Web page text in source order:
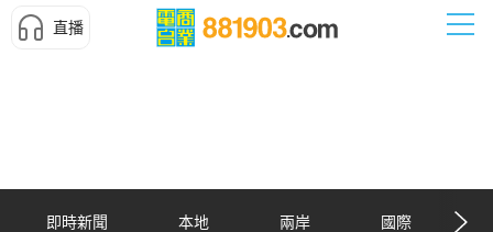
直播
即時新聞 本地 兩岸 國際